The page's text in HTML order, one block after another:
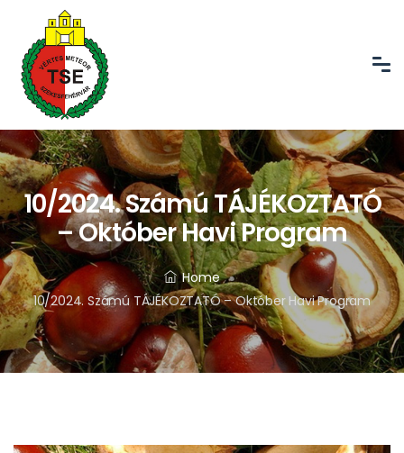
10/2024. Számú TÁJÉKOZTATÓ
– Október Havi Program
Home
10/2024. Számú TÁJÉKOZTATÓ – Október Havi Program